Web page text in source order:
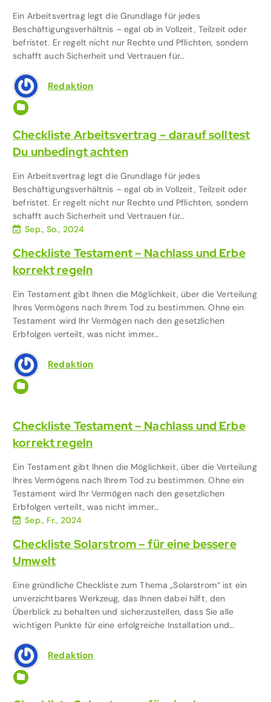
Ein Arbeitsvertrag legt die Grundlage für jedes
Beschäftigungsverhältnis – egal ob in Vollzeit, Teilzeit oder
befristet. Er regelt nicht nur Rechte und Pflichten, sondern
schafft auch Sicherheit und Vertrauen für…
Redaktion
Checkliste Arbeitsvertrag – darauf solltest
Du unbedingt achten
Ein Arbeitsvertrag legt die Grundlage für jedes
Beschäftigungsverhältnis – egal ob in Vollzeit, Teilzeit oder
befristet. Er regelt nicht nur Rechte und Pflichten, sondern
schafft auch Sicherheit und Vertrauen für…
Sep., So., 2024
Checkliste Testament – Nachlass und Erbe
korrekt regeln
Ein Testament gibt Ihnen die Möglichkeit, über die Verteilung
Ihres Vermögens nach Ihrem Tod zu bestimmen. Ohne ein
Testament wird Ihr Vermögen nach den gesetzlichen
Erbfolgen verteilt, was nicht immer…
Redaktion
Checkliste Testament – Nachlass und Erbe
korrekt regeln
Ein Testament gibt Ihnen die Möglichkeit, über die Verteilung
Ihres Vermögens nach Ihrem Tod zu bestimmen. Ohne ein
Testament wird Ihr Vermögen nach den gesetzlichen
Erbfolgen verteilt, was nicht immer…
Sep., Fr., 2024
Checkliste Solarstrom – für eine bessere
Umwelt
Eine gründliche Checkliste zum Thema „Solarstrom“ ist ein
unverzichtbares Werkzeug, das Ihnen dabei hilft, den
Überblick zu behalten und sicherzustellen, dass Sie alle
wichtigen Punkte für eine erfolgreiche Installation und…
Redaktion